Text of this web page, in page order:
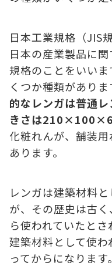
日本工業規格（JIS
日本の産業製品に
規格のことをいい
くつか種類があり
的なレンガは普通
きさは
化粧れんが、舗装
あります。
レンガは建築材料
が、その歴史は古
ら使われていたと
建築材料として使
ってからになります。